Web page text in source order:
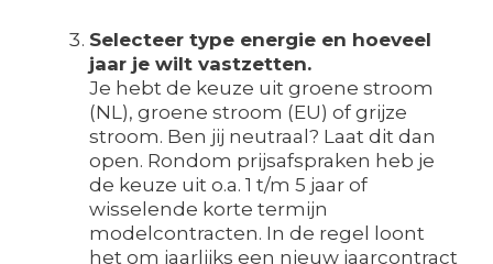
Selecteer type energie en hoeveel
jaar je wilt vastzetten.
Je hebt de keuze uit groene stroom
(NL), groene stroom (EU) of grijze
stroom. Ben jij neutraal? Laat dit dan
open. Rondom prijsafspraken heb je
de keuze uit o.a. 1 t/m 5 jaar of
wisselende korte termijn
modelcontracten. In de regel loont
het om jaarlijks een nieuw jaarcontract